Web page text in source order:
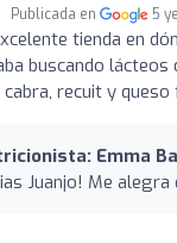
Publicada en 5
tienda en
buscando
recuit y
Emma
Juanjo! Me